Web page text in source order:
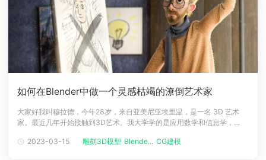
如何在Blender中做一个灵感枯竭的潦倒艺术家
大家好我叫穆拉德，今年28岁，来自亚美尼亚埃里温，是一名 3D 艺术
家。最近几年开始接触到3D艺术。我大学学的是应用数学和信息学，
Max，然后转向了 Maya，并在埃里温的一家小工作室找到了第一份全职
2023-03-15 雕刻3D模型 Blende... CG建模